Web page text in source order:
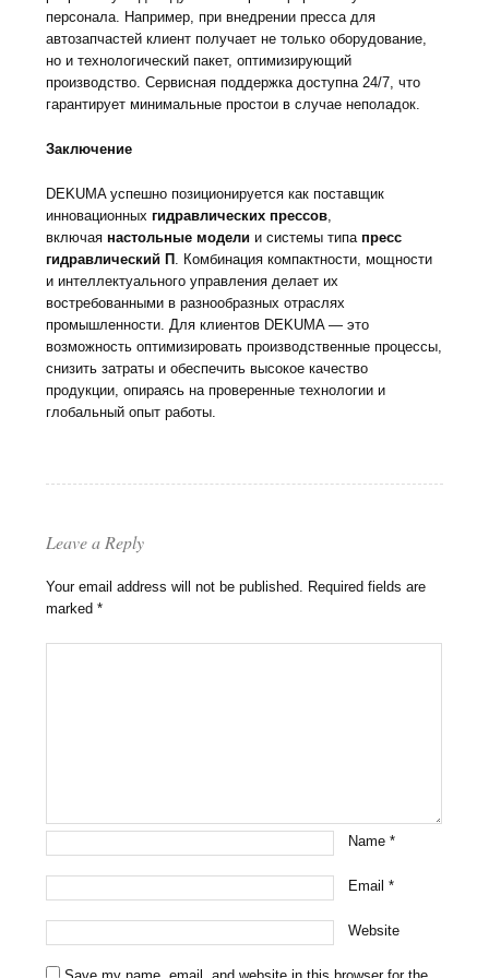
персонала. Например, при внедрении пресса для
автозапчастей клиент получает не только оборудование,
но и технологический пакет, оптимизирующий
производство. Сервисная поддержка доступна 24/7, что
гарантирует минимальные простои в случае неполадок.
Заключение
DEKUMA успешно позиционируется как поставщик
инновационных гидравлических прессов,
включая настольные модели и системы типа пресс
гидравлический П . Комбинация компактности, мощности
и интеллектуального управления делает их
востребованными в разнообразных отраслях
промышленности. Для клиентов DEKUMA — это
возможность оптимизировать производственные процессы,
снизить затраты и обеспечить высокое качество
продукции, опираясь на проверенные технологии и
глобальный опыт работы.
Leave a Reply
Your email address will not be published. Required fields are
marked*
Name*
Email*
Website